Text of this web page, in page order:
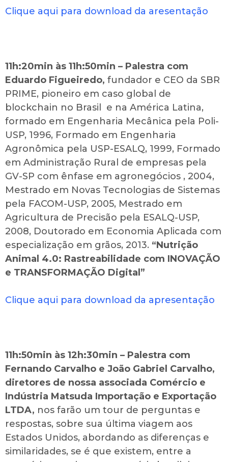
Clique aqui para download da aresentação
11h:20min às 11h:50min – Palestra com
Eduardo Figueiredo, fundador e CEO da SBR
PRIME, pioneiro em caso global de
blockchain no Brasil e na América Latina,
formado em Engenharia Mecânica pela Poli-
USP, 1996, Formado em Engenharia
Agronômica pela USP-ESALQ, 1999, Formado
em Administração Rural de empresas pela
GV-SP com ênfase em agronegócios , 2004,
Mestrado em Novas Tecnologias de Sistemas
pela FACOM-USP, 2005, Mestrado em
Agricultura de Precisão pela ESALQ-USP,
2008, Doutorado em Economia Aplicada com
especialização em grãos, 2013. “Nutrição
Animal 4.0: Rastreabilidade com INOVAÇÃO
e TRANSFORMAÇÃO Digital”
Clique aqui para download da apresentação
11h:50min às 12h:30min – Palestra com
Fernando Carvalho e João Gabriel Carvalho,
diretores de nossa associada Comércio e
Indústria Matsuda Importação e Exportação
LTDA, nos farão um tour de perguntas e
respostas, sobre sua última viagem aos
Estados Unidos, abordando as diferenças e
similaridades, se é que existem, entre a